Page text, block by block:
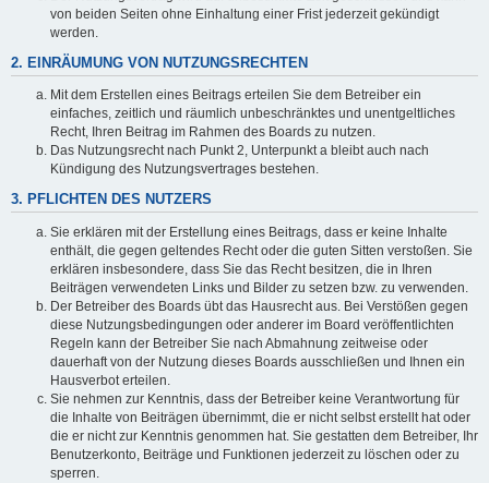
von beiden Seiten ohne Einhaltung einer Frist jederzeit gekündigt
werden.
2. EINRÄUMUNG VON NUTZUNGSRECHTEN
Mit dem Erstellen eines Beitrags erteilen Sie dem Betreiber ein
einfaches, zeitlich und räumlich unbeschränktes und unentgeltliches
Recht, Ihren Beitrag im Rahmen des Boards zu nutzen.
Das Nutzungsrecht nach Punkt 2, Unterpunkt a bleibt auch nach
Kündigung des Nutzungsvertrages bestehen.
3. PFLICHTEN DES NUTZERS
Sie erklären mit der Erstellung eines Beitrags, dass er keine Inhalte
enthält, die gegen geltendes Recht oder die guten Sitten verstoßen. Sie
erklären insbesondere, dass Sie das Recht besitzen, die in Ihren
Beiträgen verwendeten Links und Bilder zu setzen bzw. zu verwenden.
Der Betreiber des Boards übt das Hausrecht aus. Bei Verstößen gegen
diese Nutzungsbedingungen oder anderer im Board veröffentlichten
Regeln kann der Betreiber Sie nach Abmahnung zeitweise oder
dauerhaft von der Nutzung dieses Boards ausschließen und Ihnen ein
Hausverbot erteilen.
Sie nehmen zur Kenntnis, dass der Betreiber keine Verantwortung für
die Inhalte von Beiträgen übernimmt, die er nicht selbst erstellt hat oder
die er nicht zur Kenntnis genommen hat. Sie gestatten dem Betreiber, Ihr
Benutzerkonto, Beiträge und Funktionen jederzeit zu löschen oder zu
sperren.